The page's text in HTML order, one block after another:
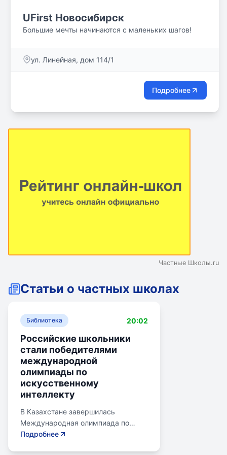
UFirst Новосибирск
Большие мечты начинаются с маленьких шагов!
ул. Линейная, дом 114/1
Подробнее
Частные Школы.ru
Статьи о частных школах
Библиотека 20:02
Российские школьники
стали победителями
международной
олимпиады по
искусственному
интеллекту
В Казахстане завершилась
Международная олимпиада по
искусственному интеллекту.
Подробнее